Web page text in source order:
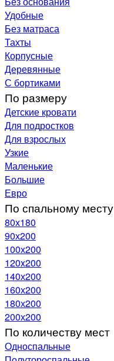
Удобные
Без матраса
Тахты
Корпусные
Деревянные
С бортиками
По размеру
Детские кровати
Для подростков
Для взрослых
Узкие
Маленькие
Большие
Евро
По спальному месту
80х180
90х200
100х200
120x200
140х200
160х200
180х200
200х200
По количеству мест
Односпальные